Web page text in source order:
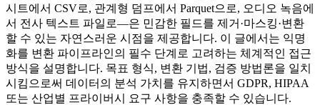
시트에서 CSV로, 관계형 덤프에서 Parquet으로, 오디오 녹음에
서 전사 텍스트 파일로—은 민감한 필드를 제거·마스킹·변환
할 수 있는 자연스러운 시점을 제공합니다. 이 글에서는 익명
화를 변환 파이프라인의 필수 단계로 고려하는 체계적인 접근
방식을 설명합니다. 목표 형식, 변환 기법, 검증 방법론을 일치
시킴으로써 데이터의 분석 가치를 유지하면서 GDPR, HIPAA
또는 산업별 프라이버시 요구 사항을 충족할 수 있습니다.